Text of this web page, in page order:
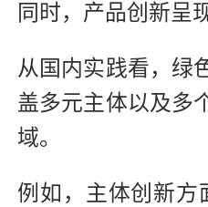
同时，产品创新呈
从国内实践看，绿
盖多元主体以及多
域。
例如，主体创新方